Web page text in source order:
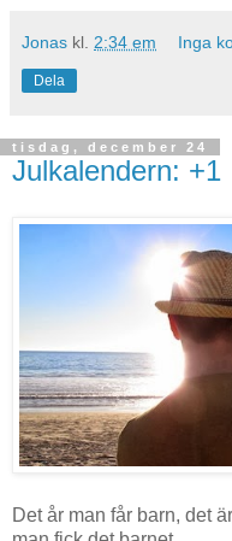
Jonas kl. 2:34 em Inga
Dela
tisdag, december 24
Julkalendern: +1
Det år man får barn, det